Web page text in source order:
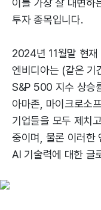
이를 가장 잘 대변하
투자 종목입니다.
2024년 11월말 현
엔비디아는 (같은 기
S&P 500 지수 상승
아마존, 마이크로소
기업들을 모두 제치
중이며, 물론 이러한
AI 기술력에 대한 글